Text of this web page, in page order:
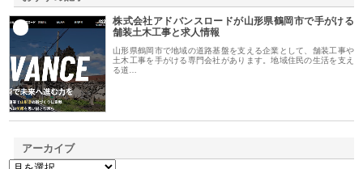
株式会社アドバンスロードが山形県鶴岡市で手がける
舗装土木工事と求人情報
山形県鶴岡市で地域の道路基盤を支える企業として、舗装工事や
土木工事を手がける専門会社があります。地域住民の生活を支え
る道…
アーカイブ